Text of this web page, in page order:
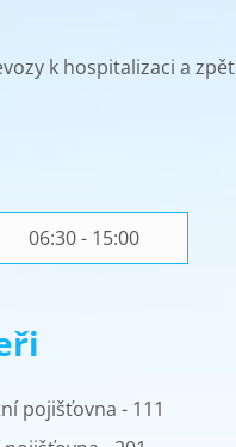
k hospitalizaci a zpět
06:30 - 15:00
pojišťovna - 111